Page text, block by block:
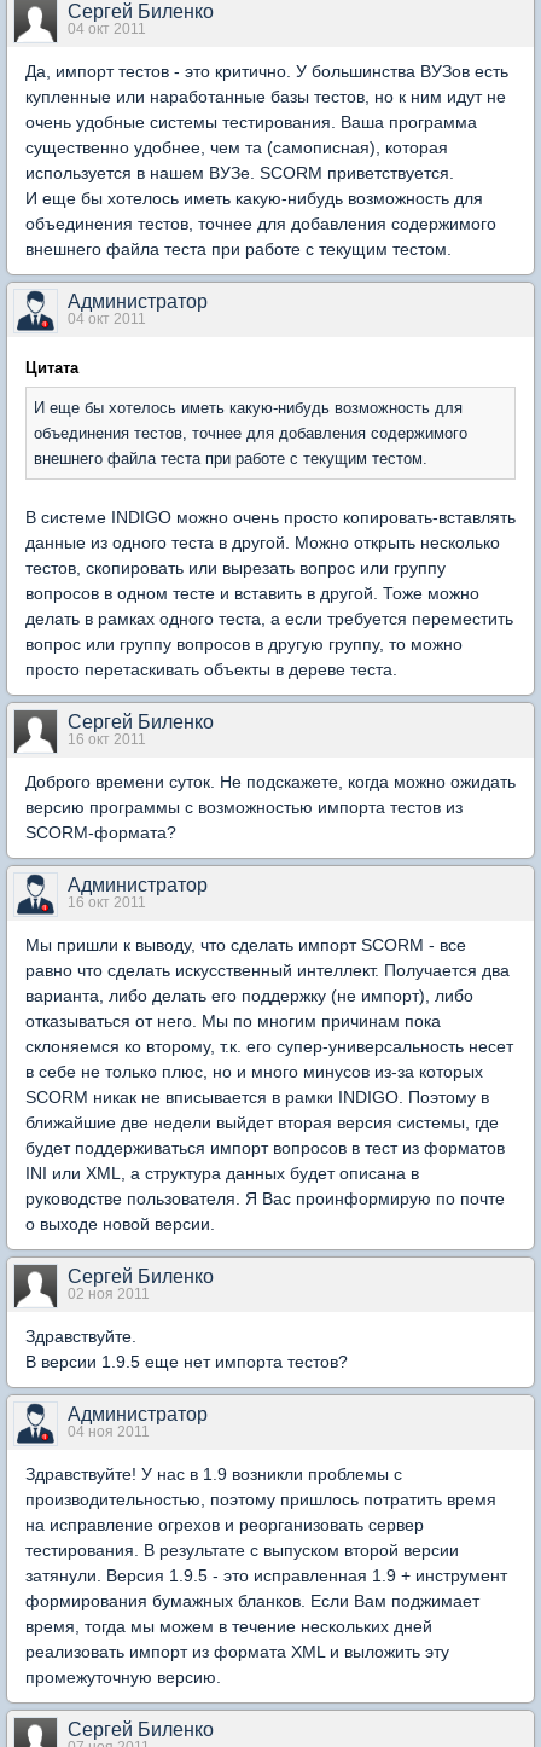
Сергей Биленко
04 окт 2011
Да, импорт тестов - это критично. У большинства ВУЗов есть
купленные или наработанные базы тестов, но к ним идут не
очень удобные системы тестирования. Ваша программа
существенно удобнее, чем та (самописная), которая
используется в нашем ВУЗе. SCORM приветствуется.
И еще бы хотелось иметь какую-нибудь возможность для
объединения тестов, точнее для добавления содержимого
внешнего файла теста при работе с текущим тестом.
Администратор
04 окт 2011
Цитата
И еще бы хотелось иметь какую-нибудь возможность для
объединения тестов, точнее для добавления содержимого
внешнего файла теста при работе с текущим тестом.
В системе INDIGO можно очень просто копировать-вставлять
данные из одного теста в другой. Можно открыть несколько
тестов, скопировать или вырезать вопрос или группу
вопросов в одном тесте и вставить в другой. Тоже можно
делать в рамках одного теста, а если требуется переместить
вопрос или группу вопросов в другую группу, то можно
просто перетаскивать объекты в дереве теста.
Сергей Биленко
16 окт 2011
Доброго времени суток. Не подскажете, когда можно ожидать
версию программы с возможностью импорта тестов из
SCORM-формата?
Администратор
16 окт 2011
Мы пришли к выводу, что сделать импорт SCORM - все
равно что сделать искусственный интеллект. Получается два
варианта, либо делать его поддержку (не импорт), либо
отказываться от него. Мы по многим причинам пока
склоняемся ко второму, т.к. его супер-универсальность несет
в себе не только плюс, но и много минусов из-за которых
SCORM никак не вписывается в рамки INDIGO. Поэтому в
ближайшие две недели выйдет вторая версия системы, где
будет поддерживаться импорт вопросов в тест из форматов
INI или XML, а структура данных будет описана в
руководстве пользователя. Я Вас проинформирую по почте
о выходе новой версии.
Сергей Биленко
02 ноя 2011
Здравствуйте.
В версии 1.9.5 еще нет импорта тестов?
Администратор
04 ноя 2011
Здравствуйте! У нас в 1.9 возникли проблемы с
производительностью, поэтому пришлось потратить время
на исправление огрехов и реорганизовать сервер
тестирования. В результате с выпуском второй версии
затянули. Версия 1.9.5 - это исправленная 1.9 + инструмент
формирования бумажных бланков. Если Вам поджимает
время, тогда мы можем в течение нескольких дней
реализовать импорт из формата XML и выложить эту
промежуточную версию.
Сергей Биленко